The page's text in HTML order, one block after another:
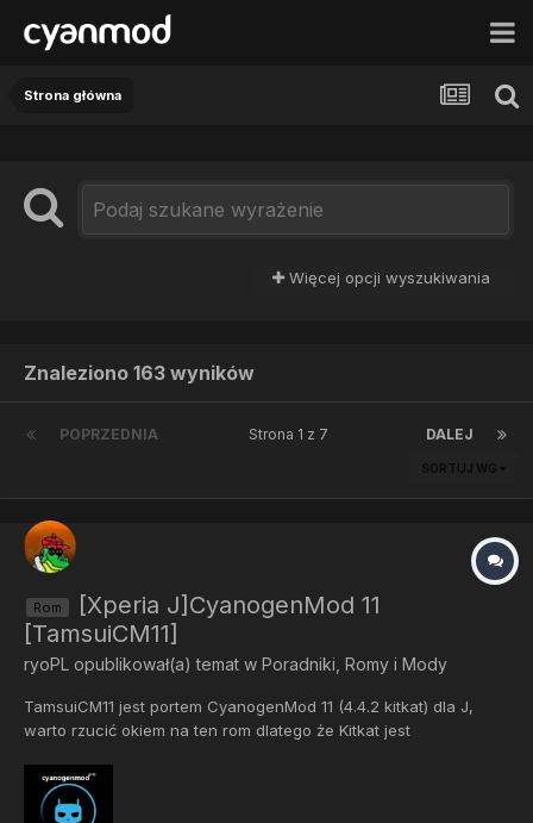
Strona główna
Więcej opcji wyszukiwania
Znaleziono 163 wyników
POPRZEDNIA DALEJ
Strona 1 z 7
SORTUJ WG
Rom
[Xperia J]CyanogenMod 11
[TamsuiCM11]
ryoPL opublikował(a) temat w Poradniki, Romy i Mody
TamsuiCM11 jest portem CyanogenMod 11 (4.4.2 kitkat) dla J,
warto rzucić okiem na ten rom dlatego że Kitkat jest
temu telefon dostanie "kopa". Odblokowany Bootloader jest
WYMAGANY! Jeżeli się zastanawiasz co to znaczy,...